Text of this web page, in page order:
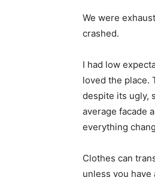
We were
crashed.
I had low
loved the place.
despite its ugly,
average facade
everything
Clothes can
unless you have